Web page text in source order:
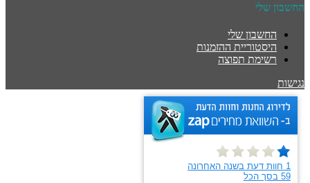
החשבון שלי
החשבון שלי
היסטוריית ההזמנות
רשימת תפוצה
נגישות